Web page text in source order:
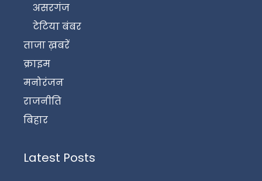
असरगंज
टेटिया बंबर
ताजा ख़बरें
क्राइम
मनोरंजन
राजनीति
बिहार
Latest Posts